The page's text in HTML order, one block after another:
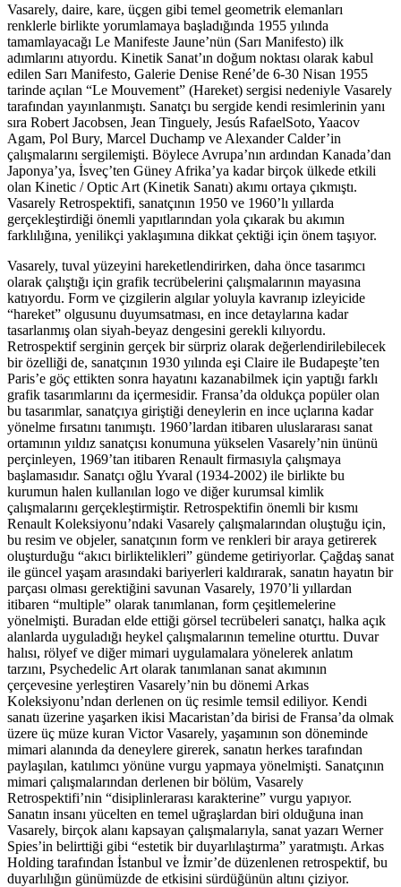
Vasarely, daire, kare, üçgen gibi temel geometrik elemanları
renklerle birlikte yorumlamaya başladığında 1955 yılında
tamamlayacağı Le Manifeste Jaune’nün (Sarı Manifesto) ilk
adımlarını atıyordu. Kinetik Sanat’ın doğum noktası olarak kabul
edilen Sarı Manifesto, Galerie Denise René’de 6-30 Nisan 1955
tarinde açılan “Le Mouvement” (Hareket) sergisi nedeniyle Vasarely
tarafından yayınlanmıştı. Sanatçı bu sergide kendi resimlerinin yanı
sıra Robert Jacobsen, Jean Tinguely, Jesús RafaelSoto, Yaacov
Agam, Pol Bury, Marcel Duchamp ve Alexander Calder’in
çalışmalarını sergilemişti. Böylece Avrupa’nın ardından Kanada’dan
Japonya’ya, İsveç’ten Güney Afrika’ya kadar birçok ülkede etkili
olan Kinetic / Optic Art (Kinetik Sanatı) akımı ortaya çıkmıştı.
Vasarely Retrospektifi, sanatçının 1950 ve 1960’lı yıllarda
gerçekleştirdiği önemli yapıtlarından yola çıkarak bu akımın
farklılığına, yenilikçi yaklaşımına dikkat çektiği için önem taşıyor.
Vasarely, tuval yüzeyini hareketlendirirken, daha önce tasarımcı
olarak çalıştığı için grafik tecrübelerini çalışmalarının mayasına
katıyordu. Form ve çizgilerin algılar yoluyla kavranıp izleyicide
“hareket” olgusunu duyumsatması, en ince detaylarına kadar
tasarlanmış olan siyah-beyaz dengesini gerekli kılıyordu.
Retrospektif serginin gerçek bir sürpriz olarak değerlendirilebilecek
bir özelliği de, sanatçının 1930 yılında eşi Claire ile Budapeşte’ten
Paris’e göç ettikten sonra hayatını kazanabilmek için yaptığı farklı
grafik tasarımlarını da içermesidir. Fransa’da oldukça popüler olan
bu tasarımlar, sanatçıya giriştiği deneylerin en ince uçlarına kadar
yönelme fırsatını tanımıştı. 1960’lardan itibaren uluslararası sanat
ortamının yıldız sanatçısı konumuna yükselen Vasarely’nin ününü
perçinleyen, 1969’tan itibaren Renault firmasıyla çalışmaya
başlamasıdır. Sanatçı oğlu Yvaral (1934-2002) ile birlikte bu
kurumun halen kullanılan logo ve diğer kurumsal kimlik
çalışmalarını gerçekleştirmiştir. Retrospektifin önemli bir kısmı
Renault Koleksiyonu’ndaki Vasarely çalışmalarından oluştuğu için,
bu resim ve objeler, sanatçının form ve renkleri bir araya getirerek
oluşturduğu “akıcı birliktelikleri” gündeme getiriyorlar. Çağdaş sanat
ile güncel yaşam arasındaki bariyerleri kaldırarak, sanatın hayatın bir
parçası olması gerektiğini savunan Vasarely, 1970’li yıllardan
itibaren “multiple” olarak tanımlanan, form çeşitlemelerine
yönelmişti. Buradan elde ettiği görsel tecrübeleri sanatçı, halka açık
alanlarda uyguladığı heykel çalışmalarının temeline oturttu. Duvar
halısı, rölyef ve diğer mimari uygulamalara yönelerek anlatım
tarzını, Psychedelic Art olarak tanımlanan sanat akımının
çerçevesine yerleştiren Vasarely’nin bu dönemi Arkas
Koleksiyonu’ndan derlenen on üç resimle temsil ediliyor. Kendi
sanatı üzerine yaşarken ikisi Macaristan’da birisi de Fransa’da olmak
üzere üç müze kuran Victor Vasarely, yaşamının son döneminde
mimari alanında da deneylere girerek, sanatın herkes tarafından
paylaşılan, katılımcı yönüne vurgu yapmaya yönelmişti. Sanatçının
mimari çalışmalarından derlenen bir bölüm, Vasarely
Retrospektifi’nin “disiplinlerarası karakterine” vurgu yapıyor.
Sanatın insanı yücelten en temel uğraşlardan biri olduğuna inan
Vasarely, birçok alanı kapsayan çalışmalarıyla, sanat yazarı Werner
Spies’in belirttiği gibi “estetik bir duyarlılaştırma” yaratmıştı. Arkas
Holding tarafından İstanbul ve İzmir’de düzenlenen retrospektif, bu
duyarlılığın günümüzde de etkisini sürdüğünün altını çiziyor.